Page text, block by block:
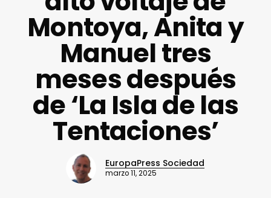
Montoya, Anita y
Manuel tres
meses después
de ‘La Isla de las
Tentaciones’
EuropaPress Sociedad
marzo 11, 2025